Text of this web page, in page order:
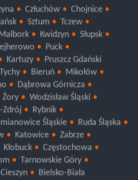
Człuchów
Chojnice
Sztum
Tczew
Kwidzyn
Słupsk
Puck
Kartuzy
Pruszcz Gdański
Tychy Bieruń
Mikołów
Dąbrowa Górnicza
Żory
Wodzisław Śląski
Zdrój
Rybnik
Śląskie
Ruda Śląska
Katowice
Zabrze
Kłobuck
Częstochowa
Tarnowskie Góry
Cieszyn
Bielsko-Biała